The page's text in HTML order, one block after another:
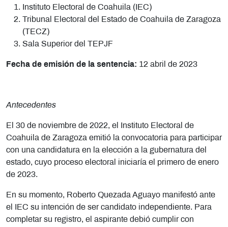
Instituto Electoral de Coahuila (IEC)
Tribunal Electoral del Estado de Coahuila de Zaragoza
(TECZ)
Sala Superior del TEPJF
Fecha de emisión de la sentencia: 12 abril de 2023
Antecedentes
El 30 de noviembre de 2022, el Instituto Electoral de
Coahuila de Zaragoza emitió la convocatoria para participar
con una candidatura en la elección a la gubernatura del
estado, cuyo proceso electoral iniciaría el primero de enero
de 2023.
En su momento, Roberto Quezada Aguayo manifestó ante
el IEC su intención de ser candidato independiente. Para
completar su registro, el aspirante debió cumplir con